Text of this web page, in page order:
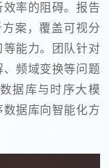
率的阻碍。报告
案，覆盖可视分
能力。团队针对
频域变换等问题
据库与时序大模
据库向智能化方